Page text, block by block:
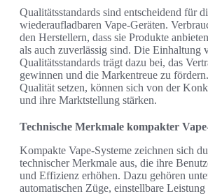
Qualitätsstandards sind entscheidend für
wiederaufladbaren Vape-Geräten.
den Herstellern, dass sie Produkte
als auch zuverlässig sind. Die Einhaltung
Qualitätsstandards trägt dazu bei, das
gewinnen und die Markentreue zu
Qualität setzen, können sich von der
und ihre Marktstellung stärken.
Technische Merkmale kompakter
Kompakte Vape-Systeme zeichnen sich
technischer Merkmale aus, die ihre
und Effizienz erhöhen. Dazu gehören
automatischen Züge, einstellbare